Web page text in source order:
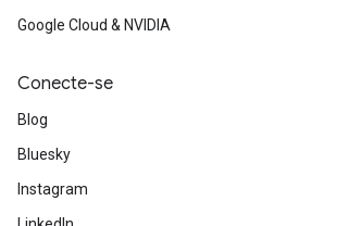
Google Cloud & NVIDIA
Conecte-se
Blog
Bluesky
Instagram